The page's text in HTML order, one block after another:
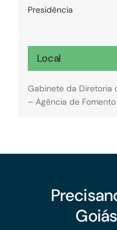
Presidência
Local
Gabinete da Diretoria
– Agência de